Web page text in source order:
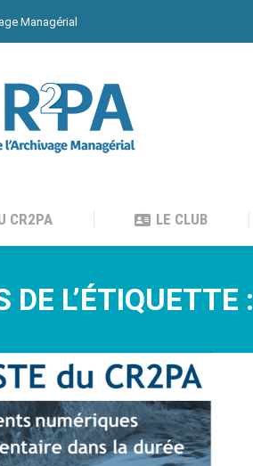
Managérial
CR2PA LE CLUB
DE L’ÉTIQUETTE :
CR2PA